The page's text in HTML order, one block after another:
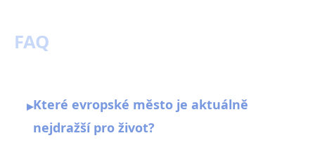
FAQ
▸Které evropské město je aktuálně
nejdražší pro život?